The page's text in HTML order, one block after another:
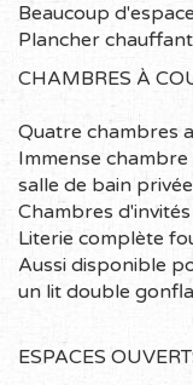
À moins d’une
longent la
au sud est de la
ces grands
souffle, son
Nouvelle-
Pour les amateurs
l’Est est un
nombreux circuits
raquette ou ski de
comme été.
Beaucoup
Plancher
CHAMBRES À
Quatre chambres
Immense chambre
salle de bain
Chambres
Literie complète
Aussi disponible
un lit double
ESPACES